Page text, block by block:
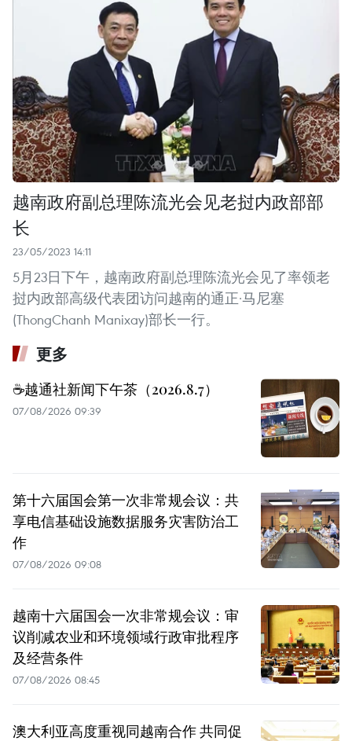
越南政府副总理陈流光会见老挝内政部部
长
23/05/2023 14:11
5月23日下午，越南政府副总理陈流光会见了率领老
挝内政部高级代表团访问越南的通正·马尼塞
(ThongChanh Manixay)部长一行。
更多
☕️越通社新闻下午茶（2026.8.7）
07/08/2026 09:39
第十六届国会第一次非常规会议：共
享电信基础设施数据服务灾害防治工
作
07/08/2026 09:08
越南十六届国会一次非常规会议：审
议削减农业和环境领域行政审批程序
及经营条件
07/08/2026 08:45
澳大利亚高度重视同越南合作 共同促